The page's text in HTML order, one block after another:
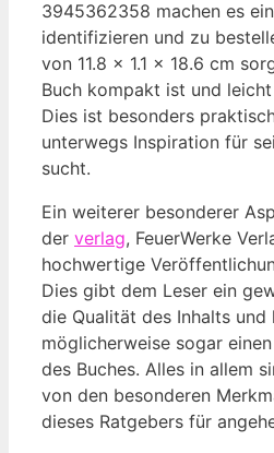
3945362358 machen es
identifizieren und zu
von 11.8 x 1.1 x 18.6 cm
Buch kompakt ist und
Dies ist besonders
unterwegs Inspiration für
sucht.
Ein weiterer besonderer
der verlag, FeuerWerke
hochwertige
Dies gibt dem Leser ein
die Qualität des Inhalts und
möglicherweise sogar
des Buches. Alles in allem
von den besonderen
dieses Ratgebers für